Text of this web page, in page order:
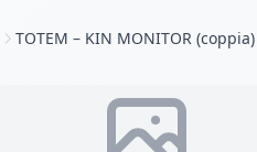
TOTEM – KIN MONITOR (coppia)